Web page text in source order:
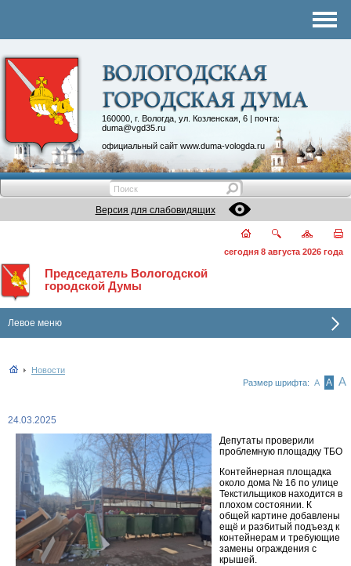
160000, г. Вологда, ул. Козленская, 6 | почта:
duma@vgd35.ru
официальный сайт www.duma-vologda.ru
Контакты
Депутатские объединения
Версия для слабовидящих
сегодня 8 августа 2026 года
Председатель Вологодской
городской Думы
Левое меню
Новости
Размер шрифта: А А А
24.03.2025
Депутаты проверили
проблемную площадку ТБО
Контейнерная площадка
около дома № 16 по улице
Текстильщиков находится в
плохом состоянии. К
общей картине добавлены
ещё и разбитый подъезд к
контейнерам и требующие
замены ограждения с
крышей.